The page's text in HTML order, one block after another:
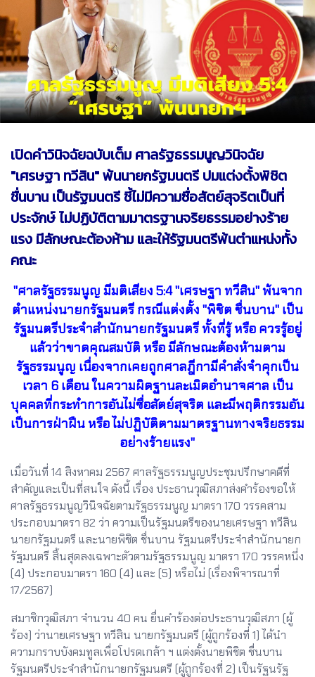
เปิดคำวินิจฉัยฉบับเต็ม ศาลรัฐธรรมนูญวินิจฉัย
"เศรษฐา ทวีสิน" พ้นนายกรัฐมนตรี ปมแต่งตั้งพิชิต
ชื่นบาน เป็นรัฐมนตรี ชี้ไม่มีความซื่อสัตย์สุจริตเป็นที่
ประจักษ์ ไม่ปฏิบัติตามมาตรฐานจริยธรรมอย่างร้าย
แรง มีลักษณะต้องห้าม และให้รัฐมนตรีพ้นตำแหน่งทั้ง
คณะ
"ศาลรัฐธรรมนูญ มีมติเสียง 5:4 "เศรษฐา ทวีสิน" พ้นจาก
ตำแหน่งนายกรัฐมนตรี กรณีแต่งตั้ง "พิชิต ชื่นบาน" เป็น
รัฐมนตรีประจำสำนักนายกรัฐมนตรี ทั้งที่รู้ หรือ ควรรู้อยู่
แล้วว่าขาดคุณสมบัติ หรือ มีลักษณะต้องห้ามตาม
รัฐธรรมนูญ เนื่องจากเคยถูกศาลฎีกามีคำสั่งจำคุกเป็น
เวลา 6 เดือน ในความผิดฐานละเมิดอำนาจศาล เป็น
บุคคลที่กระทำการอันไม่ซื่อสัตย์สุจริต และมีพฤติกรรมอัน
เป็นการฝ่าฝืน หรือ ไม่ปฏิบัติตามมาตรฐานทางจริยธรรม
อย่างร้ายแรง"
เมื่อวันที่ 14 สิงหาคม 2567 ศาลรัฐธรรมนูญประชุมปรึกษาคดีที่
สำคัญและเป็นที่สนใจ ดังนี้ เรื่อง ประธานวุฒิสภาส่งคำร้องขอให้
ศาลรัฐธรรมนูญวินิจฉัยตามรัฐธรรมนูญ มาตรา 170 วรรคสาม
ประกอบมาตรา 82 ว่า ความเป็นรัฐมนตรีของนายเศรษฐา ทวีสิน
นายกรัฐมนตรี และนายพิชิต ชื่นบาน รัฐมนตรีประจำสำนักนายก
รัฐมนตรี สิ้นสุดลงเฉพาะตัวตามรัฐธรรมนูญ มาตรา 170 วรรคหนึ่ง
(4) ประกอบมาตรา 160 (4) และ (5) หรือไม่ (เรื่องพิจารณาที่
17/2567)
สมาชิกวุฒิสภา จำนวน 40 คน ยื่นคำร้องต่อประธานวุฒิสภา (ผู้
ร้อง) ว่านายเศรษฐา ทวีสิน นายกรัฐมนตรี (ผู้ถูกร้องที่ 1) ได้นำ
ความกราบบังคมทูลเพื่อโปรดเกล้า ฯ แต่งตั้งนายพิชิต ชื่นบาน
รัฐมนตรีประจำสำนักนายกรัฐมนตรี (ผู้ถูกร้องที่ 2) เป็นรัฐนรัฐ